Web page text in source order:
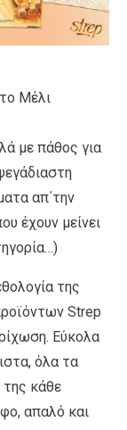
Μέλι
με πάθος για
απ΄την
έχουν μείνει
της
Strep
Εύκολα
όλα τα
της κάθε
απαλό και